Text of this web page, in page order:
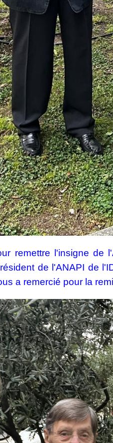
remettre l'insigne de
de l'ANAPI de
a remercié pour la